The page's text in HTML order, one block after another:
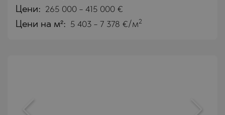
Цени: 265 000 - 415 000 €
Цени на м²: 5 403 - 7 378 €/м2